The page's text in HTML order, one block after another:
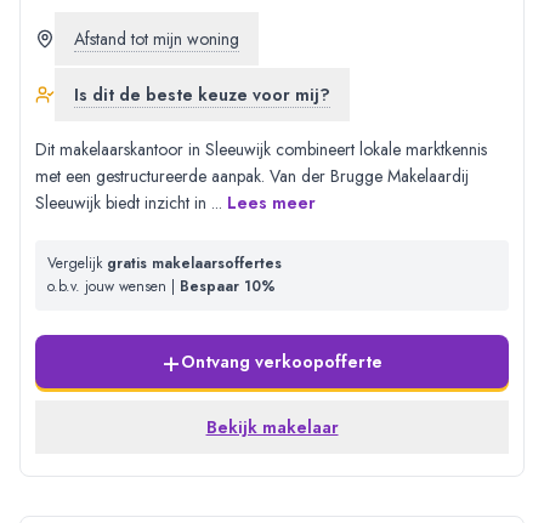
Afstand tot mijn woning
Is dit de beste keuze voor mij?
Dit makelaarskantoor in Sleeuwijk combineert lokale marktkennis
met een gestructureerde aanpak. Van der Brugge Makelaardij
Sleeuwijk biedt inzicht in ... Lees meer
Vergelijk gratis makelaarsoffertes
o.b.v. jouw wensen | Bespaar 10%
+Ontvang verkoopofferte
Bekijk makelaar